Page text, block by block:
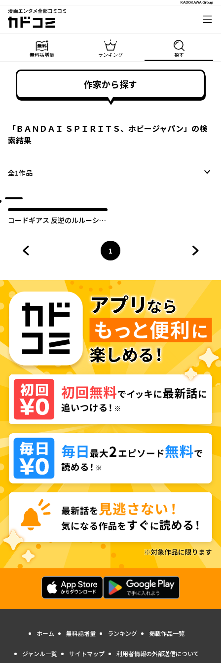
漫画エンタメ全部コミコミ
カドコミ
無料話増量 ランキング 探す
作家から探す
「ＢＡＮＤＡＩ ＳＰＩＲＩＴＳ、ホビージャパン」の検
索結果
全1作品
コードギアス 反逆のルルーシュ
ページ
1
へ
ホーム 無料話増量 ランキング 掲載作品一覧
ジャンル一覧 サイトマップ 利用者情報の外部送信について